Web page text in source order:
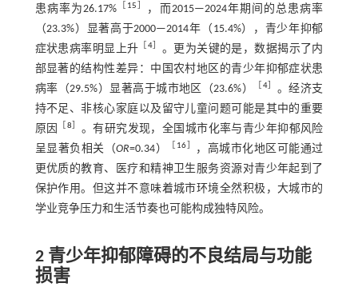
患病率为26.17%
15
，而2015—2024年期间的总患病率
（23.3%）显著高于2000—2014年（15.4%），青少年抑郁
症状患病率明显上升
4］ 。更为关键的是，数据揭示了内
部显著的结构性差异：中国农村地区的青少年抑郁症状患
病率（29.5%）显著高于城市地区（23.6%）
4］ 。经济支
持不足、非核心家庭以及留守儿童问题可能是其中的重要
原因
8
。有研究发现，全国城市化率与青少年抑郁风险
呈显著负相关（OR=0.34） 16］
，高城市化地区可能通过
更优质的教育、医疗和精神卫生服务资源对青少年起到了
保护作用。但这并不意味着城市环境全然积极，大城市的
学业竞争压力和生活节奏也可能构成独特风险。
2 青少年抑郁障碍的不良结局与功能
损害